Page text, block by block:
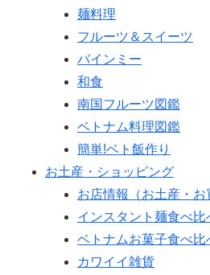
麺料理
フルーツ＆スイーツ
バインミー
和食
南国フルーツ図鑑
ベトナム料理図鑑
簡単!ベト飯作り
お土産・ショッピング
お店情報（お土産・お
インスタント麺食べ比
ベトナムお菓子食べ比
カワイイ雑貨